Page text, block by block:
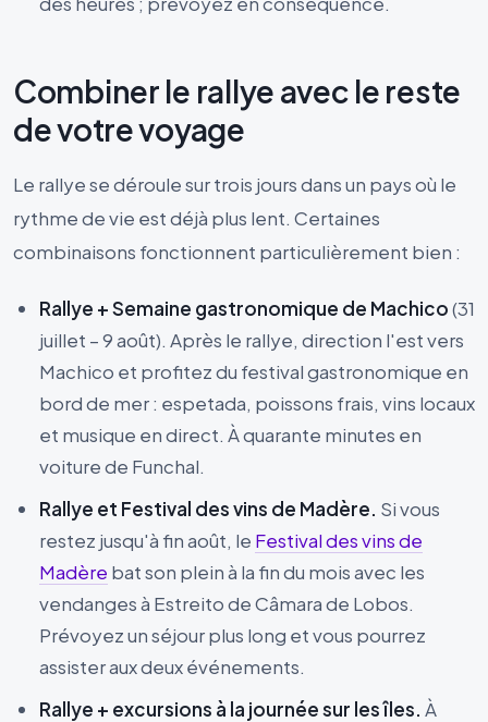
Combiner le rallye avec le reste
de votre voyage
Le rallye se déroule sur trois jours dans un pays où le
rythme de vie est déjà plus lent. Certaines
combinaisons fonctionnent particulièrement bien :
Rallye + Semaine gastronomique de Machico(31
juillet – 9 août). Après le rallye, direction l'est vers
Machico et profitez du festival gastronomique en
bord de mer : espetada, poissons frais, vins locaux
et musique en direct. À quarante minutes en
voiture de Funchal.
Rallye et Festival des vins de Madère. Si vous
restez jusqu'à fin août, le Festival des vins de
Madère bat son plein à la fin du mois avec les
vendanges à Estreito de Câmara de Lobos.
Prévoyez un séjour plus long et vous pourrez
assister aux deux événements.
Rallye + excursions à la journée sur les îles. À